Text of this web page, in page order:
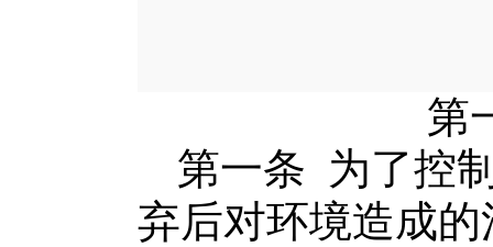
第
第一条 为了控
弃后对环境造成